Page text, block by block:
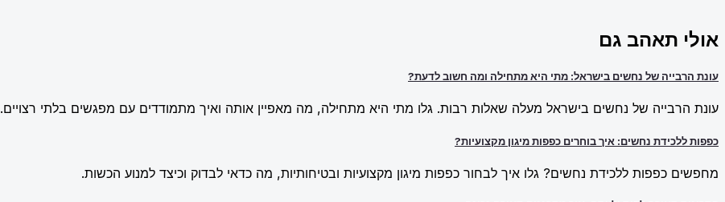
אולי תאהב גם
עונת הרבייה של נחשים בישראל: מתי היא מתחילה ומה חשוב לדעת?
עונת הרבייה של נחשים בישראל מעלה שאלות רבות. גלו מתי היא מתחילה, מה מאפיין אותה ואיך מתמודדים עם מפגשים בלתי רצויים.
כפפות ללכידת נחשים: איך בוחרים כפפות מיגון מקצועיות?
מחפשים כפפות ללכידת נחשים? גלו איך לבחור כפפות מיגון מקצועיות ובטיחותיות, מה כדאי לבדוק וכיצד למנוע הכשות.